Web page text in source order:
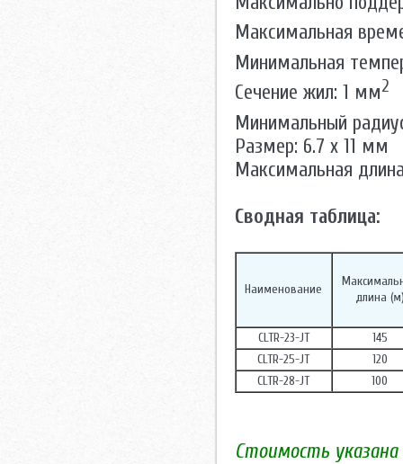
Максимальная
Минимальная
Сечение жил: 1 мм2
Минимальный
Размер: 6.7 х 11 мм
Максимальная
Сводная таблица:
Наименование
длина
СLTR-23-JT
145
СLTR-25-JT
120
СLTR-28-JT
100
Стоимость указана